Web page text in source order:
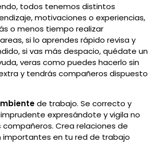
todos tenemos distintos
motivaciones o experiencias,
o menos tiempo realizar
si lo aprendes rápido revisa y
si vas más despacio, quédate un
veras como puedes hacerlo sin
y tendrás compañeros dispuesto
de trabajo. Se correcto y
expresándote y vigila no
Crea relaciones de
importantes en tu red de trabajo